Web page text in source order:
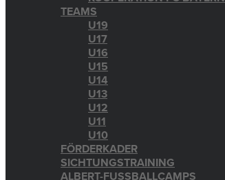
TEAMS
U19
U17
U16
U15
U14
U13
U12
U11
U10
FÖRDERKADER
SICHTUNGSTRAINING
ALBERT-FUSSBALLCAMPS